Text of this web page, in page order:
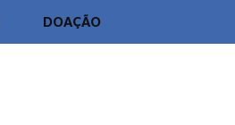
DOAÇÃO